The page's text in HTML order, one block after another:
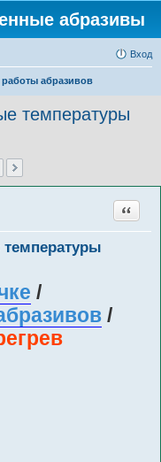
абразивы
Вход
абразивов
температуры
Цитата
/
/